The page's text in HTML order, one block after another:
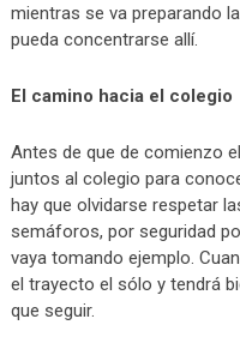
mientras se va preparando
pueda concentrarse allí.
El camino hacia el colegio
Antes de que de comienzo
juntos al colegio para
hay que olvidarse respetar
semáforos, por seguridad
vaya tomando ejemplo.
el trayecto el sólo y tendrá
que seguir.